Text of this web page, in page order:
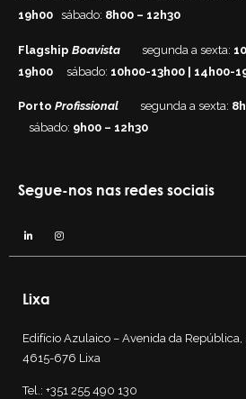
19h00 sábado: 8h00 – 12h30
Flagship Boavista segunda a sexta:
19h00
sábado: 10h00-13h00 | 14h00-
Porto Profissional segunda a sexta:
sábado: 9h00 – 12h30
Segue-nos nas redes sociais
Lixa
Edifício Azulaico – Avenida da República,
4615-676 Lixa
Tel.: +351 255 490 130